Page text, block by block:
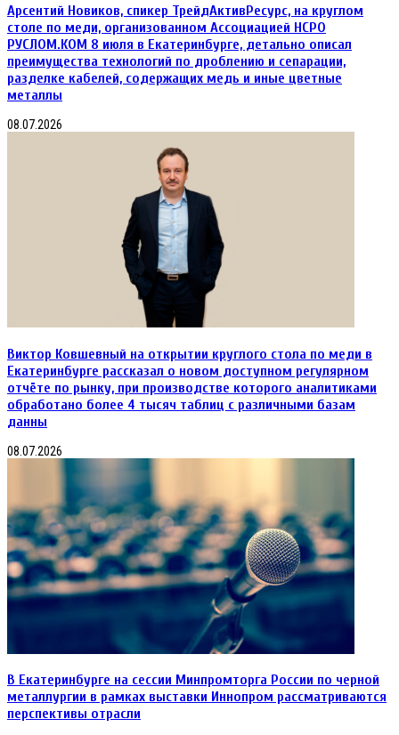
Арсентий Новиков, спикер ТрейдАктивРесурс, на круглом
столе по меди, организованном Ассоциацией НСРО
РУСЛОМ.КОM 8 июля в Екатеринбурге, детально описал
преимущества технологий по дроблению и сепарации,
разделке кабелей, содержащих медь и иные цветные
металлы
08.07.2026
Виктор Ковшевный на открытии круглого стола по меди в
Екатеринбурге рассказал о новом доступном регулярном
отчёте по рынку, при производстве которого аналитиками
обработано более 4 тысяч таблиц с различными базам
данны
08.07.2026
В Екатеринбурге на сессии Минпромторга России по черной
металлургии в рамках выставки Иннопром рассматриваются
перспективы отрасли